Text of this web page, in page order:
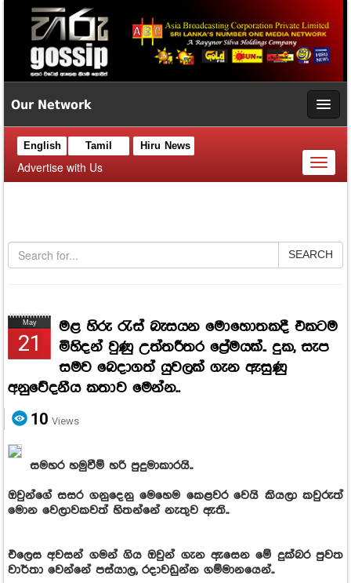
Our Network
English Tamil Hiru News
Advertise with Us
Toggle
SEARCH
May
21
මළ හිරු රැස් බැසයන මොහොතකදී එකටම
මිහිදන් වුණු උත්තරීතර ප්‍රේමයක්.. දුක, සැප
සමව බෙදාගත් යුවලක් ගැන ඇසුණු
අනුවේදනීය කතාව මෙන්න..
10 Views
සමහර හමුවීම් හරි පුදුමාකාරයි..
ඔවුන්ගේ සසර ගනුදෙනු මෙහෙම කෙළවර වෙයි කියලා කවුරුත්
මොන වෙලාවකවත් හිතන්නේ නැතුව ඇති..
එලෙස අවසන් ගමන් ගිය ඔවුන් ගැන ඇසෙන මේ දුක්බර පුවත
වාර්තා වෙන්නේ පස්යාල, රදාවඩුන්න ගම්මානයෙන්..